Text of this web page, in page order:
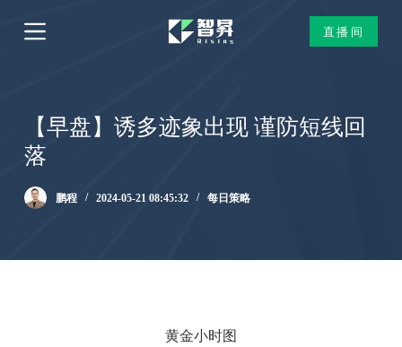
跳
过
直播间
【早盘】诱多迹象出现 谨防短线回
落
鹏程 2024-05-21 08:45:32 每日策略
黄金小时图